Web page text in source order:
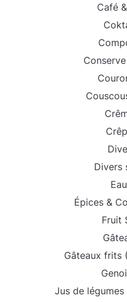
Café
Divers
Épices &
Fruit
Gâteaux frits
Jus de